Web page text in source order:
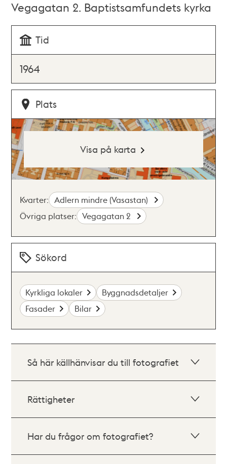
Vegagatan 2. Baptistsamfundets kyrka
Tid
1964
Plats
Visa på karta
Kvarter: Adlern mindre (Vasastan)
Övriga platser: Vegagatan 2
Sökord
Kyrkliga lokaler
Byggnadsdetaljer
Fasader
Bilar
Så här källhänvisar du till fotografiet
Rättigheter
Har du frågor om fotografiet?